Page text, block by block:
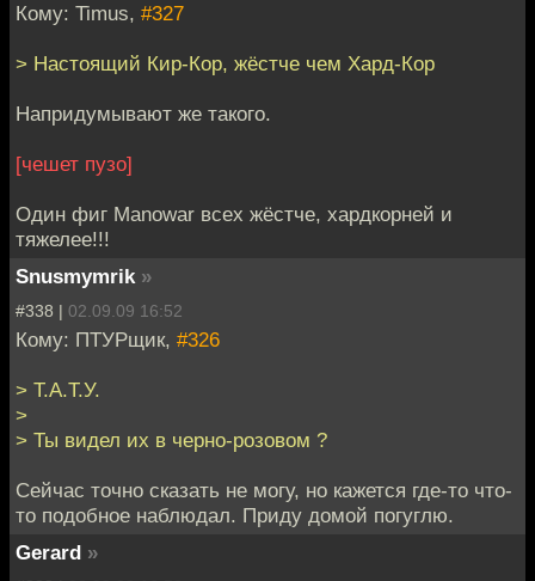
Кому: Timus, #327
> Настоящий Кир-Кор, жёстче чем Хард-Кор
Напридумывают же такого.
[чешет пузо]
Один фиг Manowar всех жёстче, хардкорней и
тяжелее!!!
Snusmymrik »
#338 | 02.09.09 16:52
Кому: ПТУРщик, #326
> Т.А.Т.У.
>
> Ты видел их в черно-розовом ?
Сейчас точно сказать не могу, но кажется где-то что-
то подобное наблюдал. Приду домой погуглю.
Gerard »